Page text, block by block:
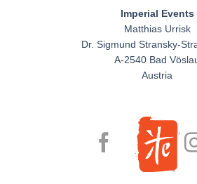
Imperial Events
Matthias Urrisk
Dr. Sigmund Stransky-
A-2540 Bad
Austria